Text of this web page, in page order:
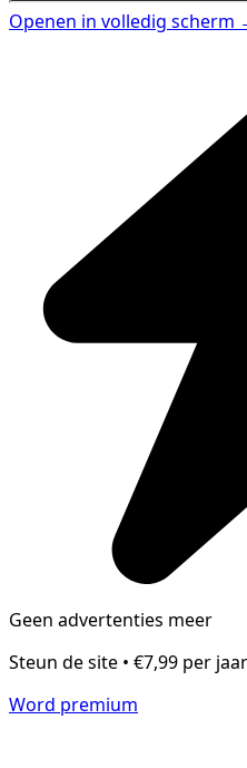
Openen in volledig scherm
Geen advertenties meer
Steun de site • €7,99 per jaar
Word premium